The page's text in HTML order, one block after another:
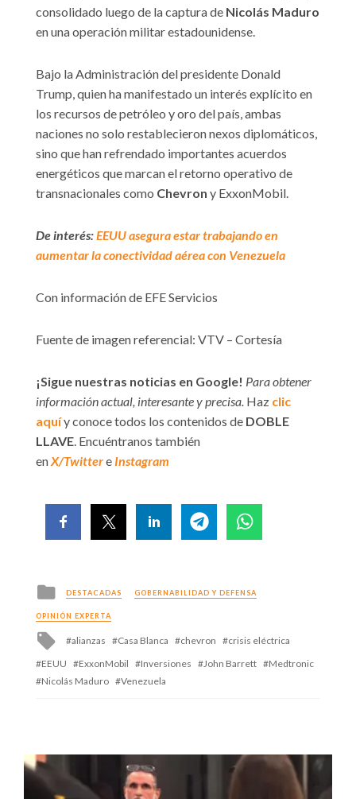
consolidado luego de la captura de Nicolás Maduro
en una operación militar estadounidense.
Bajo la Administración del presidente Donald
Trump, quien ha manifestado un interés explícito en
los recursos de petróleo y oro del país, ambas
naciones no solo restablecieron nexos diplomáticos,
sino que han refrendado importantes acuerdos
energéticos que marcan el retorno operativo de
transnacionales como Chevron y ExxonMobil.
De interés:EEUU asegura estar trabajando en
aumentar la conectividad aérea con Venezuela
Con información de EFE Servicios
Fuente de imagen referencial: VTV – Cortesía
¡Sigue nuestras noticias en Google! Para obtener
información actual, interesante y precisa. Haz clic
aquíy conoce todos los contenidos de DOBLE
LLAVE . Encuéntranos también
en X/Twittere Instagram
Posted
in
DESTACADAS GOBERNABILIDAD Y DEFENSA
OPINIÓN EXPERTA
Tagged
alianzas Casa Blanca chevron
crisis eléctrica
EEUU
ExxonMobil Inversiones John Barrett
Medtronic
Nicolás Maduro
Venezuela